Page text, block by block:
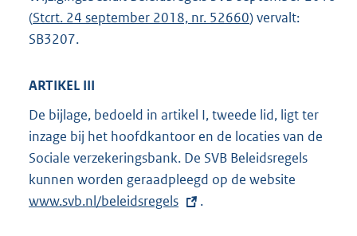
(Stcrt. 24 september 2018, nr. 52660) vervalt:
SB3207.
ARTIKEL III
De bijlage, bedoeld in artikel I, tweede lid, ligt ter
inzage bij het hoofdkantoor en de locaties van de
Sociale verzekeringsbank. De SVB Beleidsregels
kunnen worden geraadpleegd op de website
www.svb.nl/beleidsregels .